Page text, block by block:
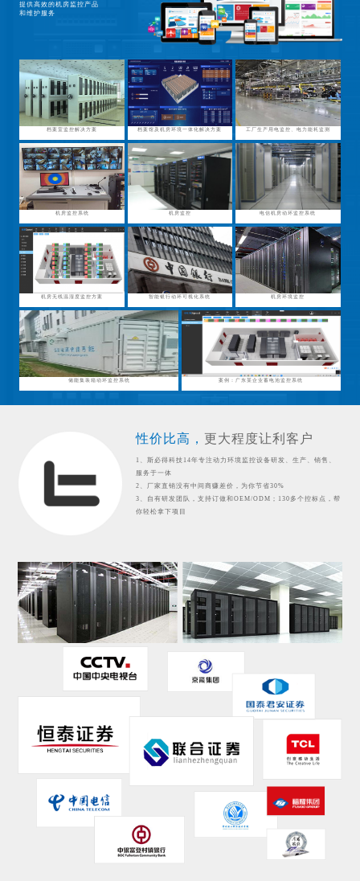
提供高效的机房监控产品
和维护服务
档案室监控解决方案 档案馆及机房环境一体化解决方案 工厂生产用电监控、电力能耗监测
机房监控系统 机房监控 电信机房动环监控系统
机房无线温湿度监控方案 智能银行动环可视化系统 机房环境监控
储能集装箱动环监控系统 案例：广东某企业蓄电池监控系统
性价比高， 更大程度让利客户
1、斯必得科技14年专注动力环境监控设备研发、生产、销售、
服务于一体
2、厂家直销没有中间商赚差价，为你节省30%
3、自有研发团队，支持订做和OEM/ODM；130多个控标点，帮
你轻松拿下项目